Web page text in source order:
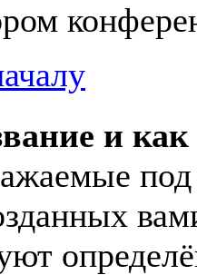
и